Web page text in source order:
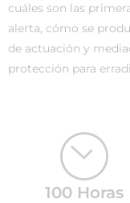
cuáles son las
alerta, cómo se
de actuación y
protección para
100 Horas